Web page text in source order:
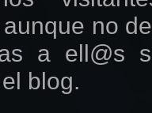
no
a ell@s
blog.